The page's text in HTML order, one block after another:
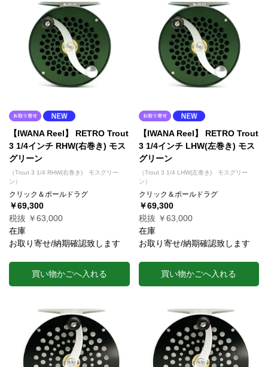
【IWANA Reel】 RETRO Trout
3 1/4インチ RHW(右巻き) モス
グリーン
（Trout 3 1/4 RHW(右巻き) モスグリー
ン）
クリック＆ポールドラグ
￥69,300
税抜 ￥63,000
在庫
お取り寄せ/納期確認致します
買い物かごへ入れる
【IWANA Reel】 RETRO Trout
3 1/4インチ LHW(左巻き) モス
グリーン
（Trout 3 1/4 LHW(左巻き) モスグリー
ン）
クリック＆ポールドラグ
￥69,300
税抜 ￥63,000
在庫
お取り寄せ/納期確認致します
買い物かごへ入れる